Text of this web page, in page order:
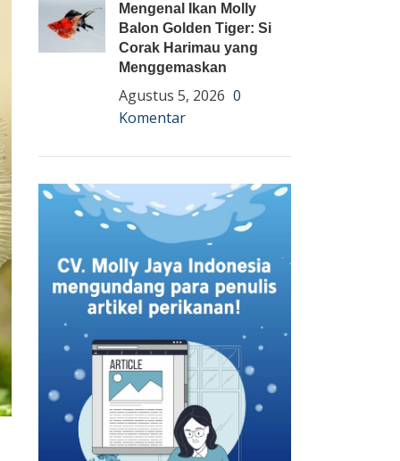
Mengenal Ikan Molly
Balon Golden Tiger: Si
Corak Harimau yang
Menggemaskan
Agustus 5, 2026 0
Komentar